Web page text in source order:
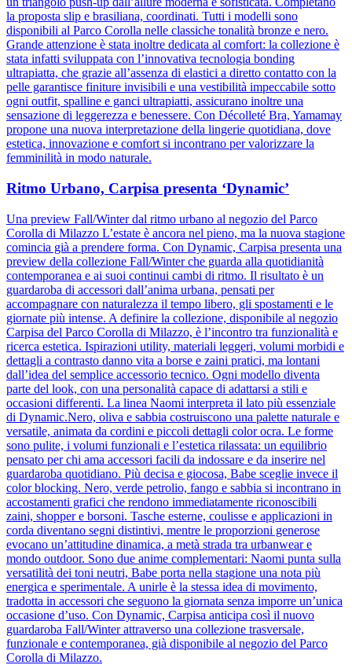
la proposta slip e brasiliana, coordinati. Tutti i modelli sono
disponibili al Parco Corolla nelle classiche tonalità bronze e nero.
Grande attenzione è stata inoltre dedicata al comfort: la collezione è
stata infatti sviluppata con l’innovativa tecnologia bonding
ultrapiatta, che grazie all’assenza di elastici a diretto contatto con la
pelle garantisce finiture invisibili e una vestibilità impeccabile sotto
ogni outfit, spalline e ganci ultrapiatti, assicurano inoltre una
sensazione di leggerezza e benessere. Con Décolleté Bra, Yamamay
propone una nuova interpretazione della lingerie quotidiana, dove
estetica, innovazione e comfort si incontrano per valorizzare la
femminilità in modo naturale.
Ritmo Urbano, Carpisa presenta ‘Dynamic’
Una preview Fall/Winter dal ritmo urbano al negozio del Parco
Corolla di Milazzo L’estate è ancora nel pieno, ma la nuova stagione
comincia già a prendere forma. Con Dynamic, Carpisa presenta una
preview della collezione Fall/Winter che guarda alla quotidianità
contemporanea e ai suoi continui cambi di ritmo. Il risultato è un
guardaroba di accessori dall’anima urbana, pensati per
accompagnare con naturalezza il tempo libero, gli spostamenti e le
giornate più intense. A definire la collezione, disponibile al negozio
Carpisa del Parco Corolla di Milazzo, è l’incontro tra funzionalità e
ricerca estetica. Ispirazioni utility, materiali leggeri, volumi morbidi e
dettagli a contrasto danno vita a borse e zaini pratici, ma lontani
dall’idea del semplice accessorio tecnico. Ogni modello diventa
parte del look, con una personalità capace di adattarsi a stili e
occasioni differenti. La linea Naomi interpreta il lato più essenziale
di Dynamic.Nero, oliva e sabbia costruiscono una palette naturale e
versatile, animata da cordini e piccoli dettagli color ocra. Le forme
sono pulite, i volumi funzionali e l’estetica rilassata: un equilibrio
pensato per chi ama accessori facili da indossare e da inserire nel
guardaroba quotidiano. Più decisa e giocosa, Babe sceglie invece il
color blocking. Nero, verde petrolio, fango e sabbia si incontrano in
accostamenti grafici che rendono immediatamente riconoscibili
zaini, shopper e borsoni. Tasche esterne, coulisse e applicazioni in
corda diventano segni distintivi, mentre le proporzioni generose
evocano un’attitudine dinamica, a metà strada tra urbanwear e
mondo outdoor. Sono due anime complementari: Naomi punta sulla
versatilità dei toni neutri, Babe porta nella stagione una nota più
energica e sperimentale. A unirle è la stessa idea di movimento,
tradotta in accessori che seguono la giornata senza imporre un’unica
occasione d’uso. Con Dynamic, Carpisa anticipa così il nuovo
guardaroba Fall/Winter attraverso una collezione trasversale,
funzionale e contemporanea, già disponibile al negozio del Parco
Corolla di Milazzo.